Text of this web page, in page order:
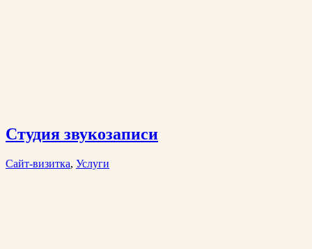
Студия звукозаписи
Сайт-визитка, Услуги